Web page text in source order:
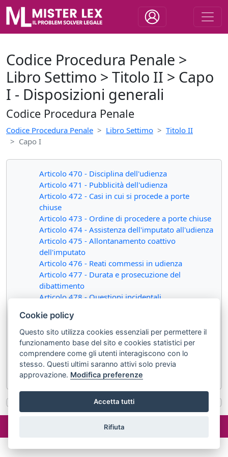
Codice Procedura Penale >
Libro Settimo > Titolo II > Capo
I - Disposizioni generali
Codice Procedura Penale
Codice Procedura Penale Libro Settimo
Titolo II
Capo I
Articolo 470 - Disciplina dell'udienza
Articolo 471 - Pubblicità dell'udienza
Articolo 472 - Casi in cui si procede a porte
chiuse
Articolo 473 - Ordine di procedere a porte chiuse
Articolo 474 - Assistenza dell'imputato all'udienza
Articolo 475 - Allontanamento coattivo
dell'imputato
Articolo 476 - Reati commessi in udienza
Articolo 477 - Durata e prosecuzione del
dibattimento
Articolo 478 - Questioni incidentali
Articolo 480 - Verbale di udienza
Articolo 481 - Contenuto del verbale
Articolo 482 - Diritto delle parti in ordine alla
documentazione
Articolo 483 - Sottoscrizione e trascrizione del
verbale
02029690472
Cookie policy
Questo sito utilizza cookies essenziali per permettere il
funzionamento base del sito e cookies statistici per
comprendere come gli utenti interagiscono con lo
stesso. Questi ultimi saranno attivi solo previa
approvazione. Modifica preferenze
Accetta tutti
Rifiuta